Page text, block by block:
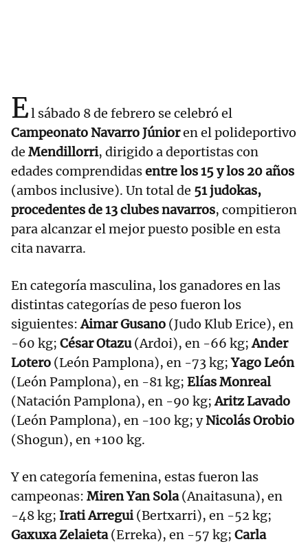
El sábado 8 de febrero se celebró el
Campeonato Navarro Júnioren el polideportivo
de Mendillorri, dirigido a deportistas con
edades comprendidasentre los 15 y los 20 años
(ambos inclusive). Un total de 51 judokas,
procedentes de 13 clubes navarros, compitieron
para alcanzar el mejor puesto posible en esta
cita navarra.
En categoría masculina, los ganadores en las
distintas categorías de peso fueron los
siguientes:Aimar Gusano (Judo Klub Erice), en
-60 kg; César Otazu(Ardoi), en -66 kg;Ander
Lotero (León Pamplona), en -73 kg;Yago León
(León Pamplona), en -81 kg; Elías Monreal
(Natación Pamplona), en -90 kg;Aritz Lavado
(León Pamplona), en -100 kg; yNicolás Orobio
(Shogun), en +100 kg.
Y en categoría femenina, estas fueron las
campeonas: Miren Yan Sola(Anaitasuna), en
-48 kg; Irati Arregui(Bertxarri), en -52 kg;
Gaxuxa Zelaieta(Erreka), en -57 kg; Carla